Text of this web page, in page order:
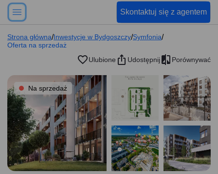
Skontaktuj się z agentem
Strona główna/Inwestycje w Bydgoszczy/Symfonia/
Oferta na sprzedaż
Ulubione
Udostępnij Porównywać
Na sprzedaż